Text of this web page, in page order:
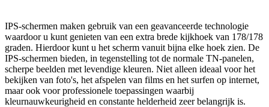
IPS-schermen maken gebruik van een geavanceerde technologie
waardoor u kunt genieten van een extra brede kijkhoek van 178/178
graden. Hierdoor kunt u het scherm vanuit bijna elke hoek zien. De
IPS-schermen bieden, in tegenstelling tot de normale TN-panelen,
scherpe beelden met levendige kleuren. Niet alleen ideaal voor het
bekijken van foto's, het afspelen van films en het surfen op internet,
maar ook voor professionele toepassingen waarbij
kleurnauwkeurigheid en constante helderheid zeer belangrijk is.